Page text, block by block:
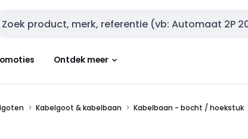
invoer
Ontdek meer
Kabelgoot & kabelbaan Kabelbaan - bocht / hoekstuk